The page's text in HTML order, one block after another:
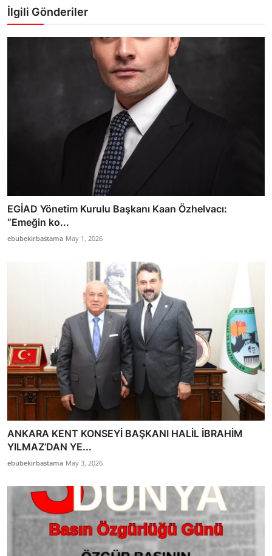
İlgili Gönderiler
EGİAD Yönetim Kurulu Başkanı Kaan Özhelvacı:
“Emeğin ko...
ebubekirbastama May 1, 2026
ANKARA KENT KONSEYİ BAŞKANI HALİL İBRAHİM
YILMAZ’DAN YE...
ebubekirbastama May 3, 2026